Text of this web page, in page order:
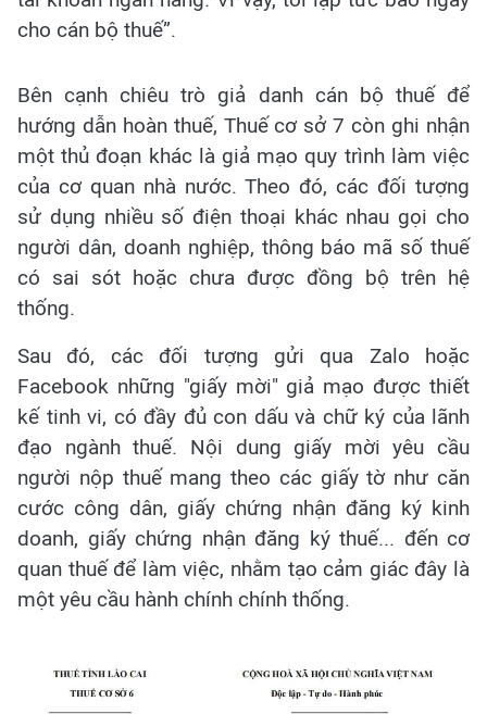
cho cán bộ thuế”.
Bên cạnh chiêu trò giả danh cán bộ thuế để
hướng dẫn hoàn thuế, Thuế cơ sở 7 còn ghi nhận
một thủ đoạn khác là giả mạo quy trình làm việc
của cơ quan nhà nước. Theo đó, các đối tượng
sử dụng nhiều số điện thoại khác nhau gọi cho
người dân, doanh nghiệp, thông báo mã số thuế
có sai sót hoặc chưa được đồng bộ trên hệ
thống.
Sau đó, các đối tượng gửi qua Zalo hoặc
Facebook những "giấy mời" giả mạo được thiết
kế tinh vi, có đầy đủ con dấu và chữ ký của lãnh
đạo ngành thuế. Nội dung giấy mời yêu cầu
người nộp thuế mang theo các giấy tờ như căn
cước công dân, giấy chứng nhận đăng ký kinh
doanh, giấy chứng nhận đăng ký thuế... đến cơ
quan thuế để làm việc, nhằm tạo cảm giác đây là
một yêu cầu hành chính chính thống.